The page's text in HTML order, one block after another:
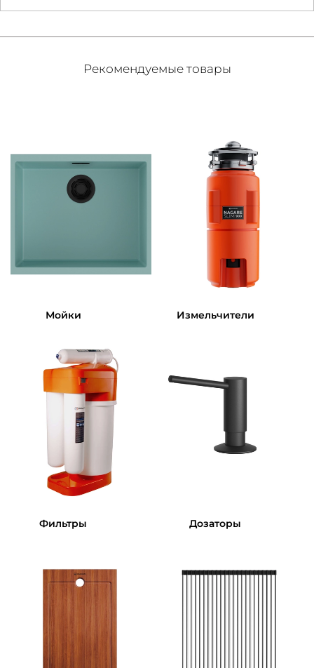
Рекомендуемые товары
Мойки Измельчители
Фильтры Дозаторы